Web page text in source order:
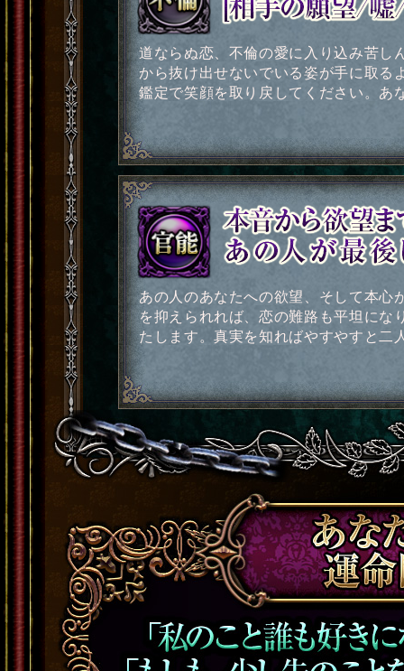
道ならぬ恋、不倫の愛に入り込み苦し
から抜け出せないでいる姿が手に取る
鑑定で笑顔を取り戻してください。あ
あの人のあなたへの欲望、そして本心
を抑えられれば、恋の難路も平坦にな
たします。真実を知ればやすやすと二